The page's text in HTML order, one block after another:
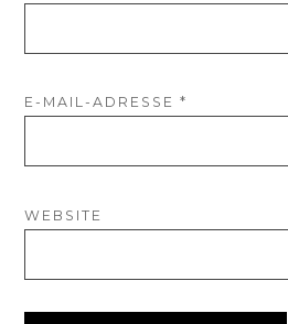
E-MAIL-ADRESSE*
WEBSITE